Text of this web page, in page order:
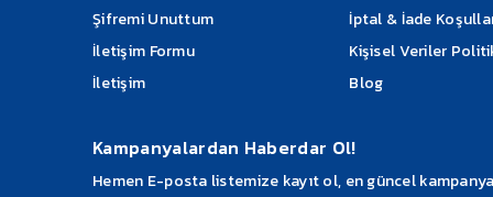
Şifremi Unuttum
İletişim Formu
İletişim
İptal & İade
Kişisel Veriler
Blog
Kampanyalardan Haberdar Ol!
Hemen E-posta listemize kayıt ol, en güncel